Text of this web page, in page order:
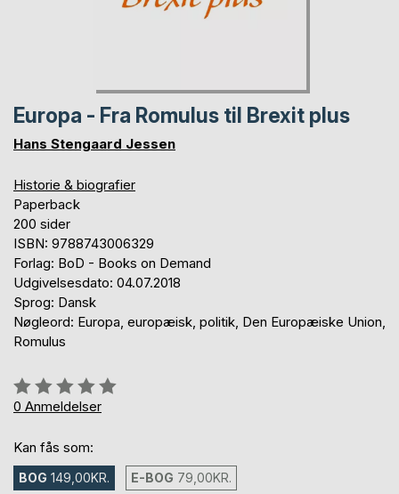
Europa - Fra Romulus til Brexit plus
Hans Stengaard Jessen
Historie & biografier
Paperback
200 sider
ISBN: 9788743006329
Forlag: BoD - Books on Demand
Udgivelsesdato: 04.07.2018
Sprog: Dansk
Nøgleord: Europa, europæisk, politik, Den Europæiske Union,
Romulus
Anmeldelse::
0%
0 Anmeldelser
Kan fås som:
BOG 149,00KR. E-BOG 79,00KR.